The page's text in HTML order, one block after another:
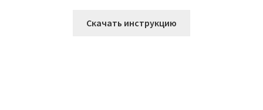
Скачать инструкцию